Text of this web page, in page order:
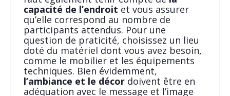
capacité de l’endroit et vous assurer
qu’elle correspond au nombre de
participants attendus. Pour une
question de praticité, choisissez un lieu
doté du matériel dont vous avez besoin,
comme le mobilier et les équipements
techniques. Bien évidemment,
l’ambiance et le décor doivent être en
adéquation avec le message et l’image